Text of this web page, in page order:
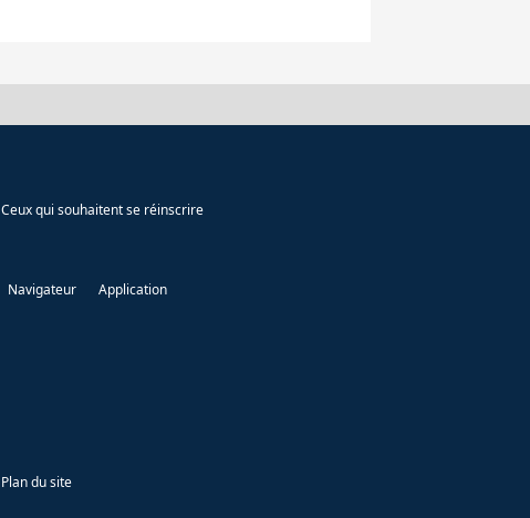
Ceux qui souhaitent se réinscrire
Navigateur Application
Plan du site